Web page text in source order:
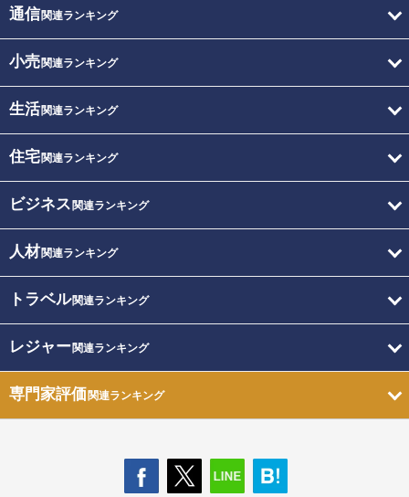
通信関連ランキング
小売関連ランキング
生活関連ランキング
住宅関連ランキング
ビジネス 関連ランキング
人材関連ランキング
トラベル関連ランキング
レジャー関連ランキング
専門家評価関連ランキング